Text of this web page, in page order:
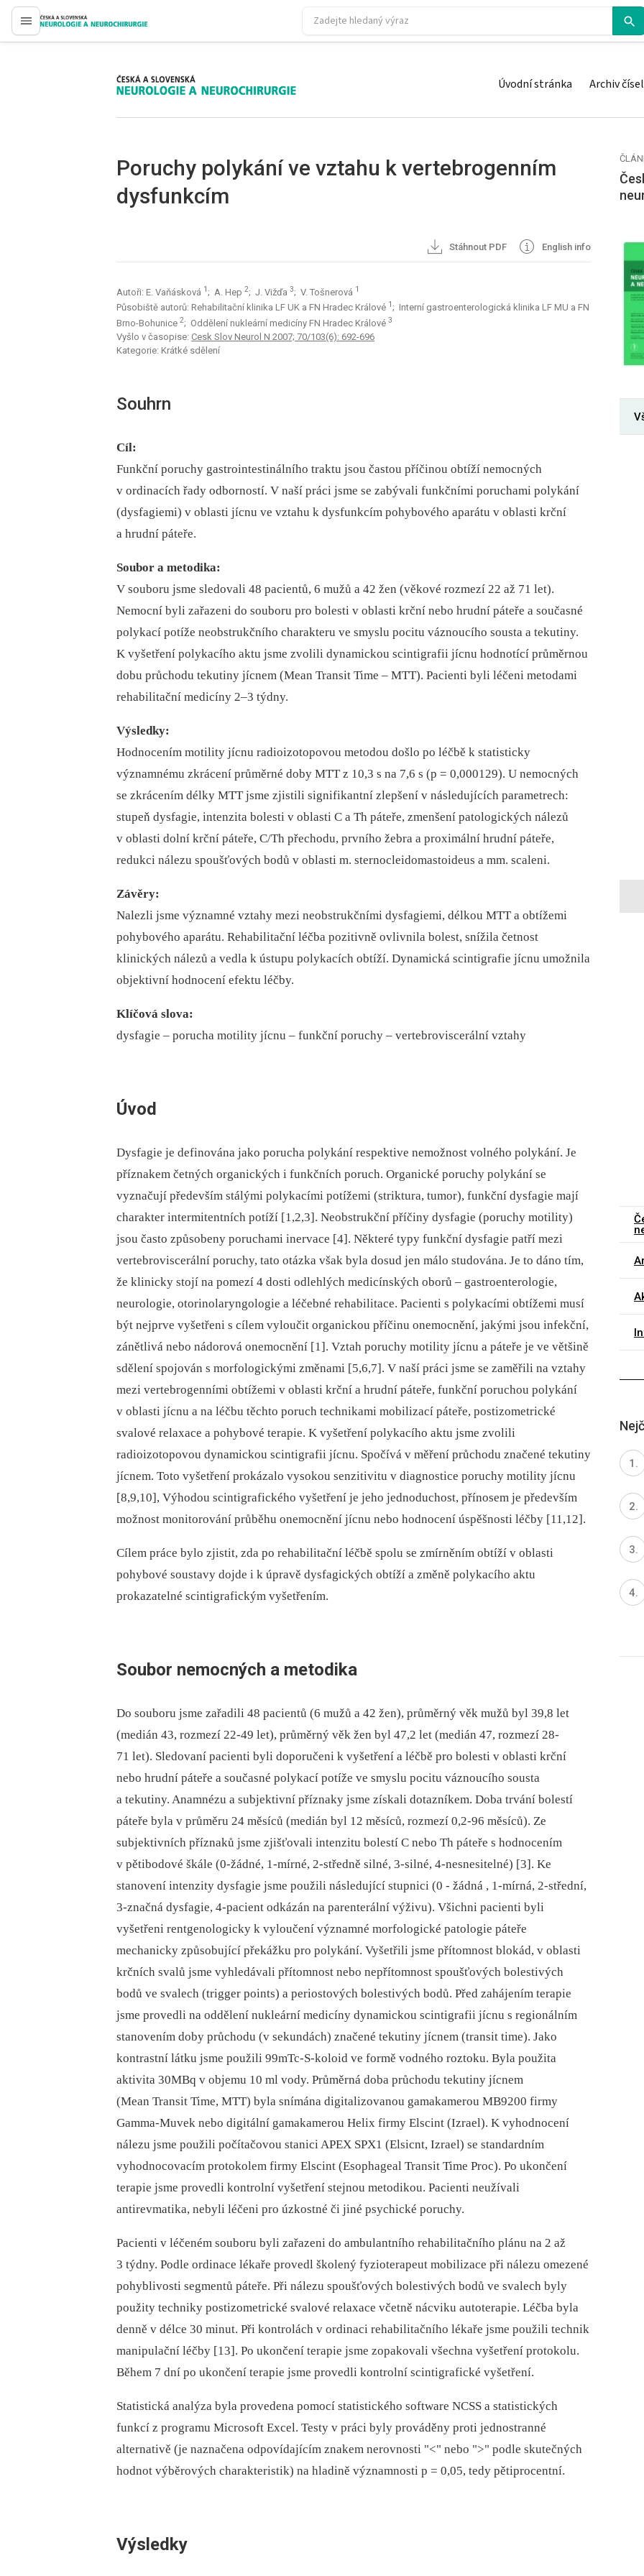
proLékaře.cz
proLékaře.cz Úvodní stránka Archiv čísel
Poruchy polykání ve vztahu k vertebrogenním
dysfunkcím
Stáhnout PDF English info
Autoři: E. Vaňásková 1 ; A. Hep 2; J. Vižďa 3; V. Tošnerová 1
Působiště autorů: Rehabilitační klinika LF UK a FN Hradec Králové 1 ; Interní gastroenterologická klinika LF MU a FN
Brno-Bohunice 2; Oddělení nukleární medicíny FN Hradec Králové 3
Vyšlo v časopise: Cesk Slov Neurol N 2007; 70/103(6): 692-696
Kategorie: Krátké sdělení
Souhrn
Cíl:
Funkční poruchy gastrointestinálního traktu jsou častou příčinou obtíží nemocných
v ordinacích řady odborností. V naší práci jsme se zabývali funkčními poruchami polykání
(dysfagiemi) v oblasti jícnu ve vztahu k dysfunkcím pohybového aparátu v oblasti krční
a hrudní páteře.
Soubor a metodika:
V souboru jsme sledovali 48 pacientů, 6 mužů a 42 žen (věkové rozmezí 22 až 71 let).
Nemocní byli zařazeni do souboru pro bolesti v oblasti krční nebo hrudní páteře a současné
polykací potíže neobstrukčního charakteru ve smyslu pocitu váznoucího sousta a tekutiny.
K vyšetření polykacího aktu jsme zvolili dynamickou scintigrafii jícnu hodnotící průměrnou
dobu průchodu tekutiny jícnem (Mean Transit Time –⁠ MTT). Pacienti byli léčeni metodami
rehabilitační medicíny 2–3 týdny.
Výsledky:
Hodnocením motility jícnu radioizotopovou metodou došlo po léčbě k statisticky
významnému zkrácení průměrné doby MTT z 10,3 s na 7,6 s (p = 0,000129). U nemocných
se zkrácením délky MTT jsme zjistili signifikantní zlepšení v následujících parametrech:
stupeň dysfagie, intenzita bolesti v oblasti C a Th páteře, zmenšení patologických nálezů
v oblasti dolní krční páteře, C/Th přechodu, prvního žebra a proximální hrudní páteře,
redukci nálezu spoušťových bodů v oblasti m. sternocleidomastoideus a mm. scaleni.
Závěry:
Nalezli jsme významné vztahy mezi neobstrukčními dysfagiemi, délkou MTT a obtížemi
pohybového aparátu. Rehabilitační léčba pozitivně ovlivnila bolest, snížila četnost
klinických nálezů a vedla k ústupu polykacích obtíží. Dynamická scintigrafie jícnu umožnila
objektivní hodnocení efektu léčby.
Klíčová slova:
dysfagie –⁠ porucha motility jícnu –⁠ funkční poruchy –⁠ vertebroviscerální vztahy
Úvod
Dysfagie je definována jako porucha polykání respektive nemožnost volného polykání. Je
příznakem četných organických i funkčních poruch. Organické poruchy polykání se
vyznačují především stálými polykacími potížemi (striktura, tumor), funkční dysfagie mají
charakter intermitentních potíží [1,2,3]. Neobstrukční příčiny dysfagie (poruchy motility)
jsou často způsobeny poruchami inervace [4]. Některé typy funkční dysfagie patří mezi
vertebroviscerální poruchy, tato otázka však byla dosud jen málo studována. Je to dáno tím,
že klinicky stojí na pomezí 4 dosti odlehlých medicínských oborů –⁠ gastroenterologie,
neurologie, otorinolaryngologie a léčebné rehabilitace. Pacienti s polykacími obtížemi musí
být nejprve vyšetřeni s cílem vyloučit organickou příčinu onemocnění, jakými jsou infekční,
zánětlivá nebo nádorová onemocnění [1]. Vztah poruchy motility jícnu a páteře je ve většině
sdělení spojován s morfologickými změnami [5,6,7]. V naší práci jsme se zaměřili na vztahy
mezi vertebrogenními obtížemi v oblasti krční a hrudní páteře, funkční poruchou polykání
v oblasti jícnu a na léčbu těchto poruch technikami mobilizací páteře, postizometrické
svalové relaxace a pohybové terapie. K vyšetření polykacího aktu jsme zvolili
radioizotopovou dynamickou scintigrafii jícnu. Spočívá v měření průchodu značené tekutiny
jícnem. Toto vyšetření prokázalo vysokou senzitivitu v diagnostice poruchy motility jícnu
[8,9,10], Výhodou scintigrafického vyšetření je jeho jednoduchost, přínosem je především
možnost monitorování průběhu onemocnění jícnu nebo hodnocení úspěšnosti léčby [11,12].
Cílem práce bylo zjistit, zda po rehabilitační léčbě spolu se zmírněním obtíží v oblasti
pohybové soustavy dojde i k úpravě dysfagických obtíží a změně polykacího aktu
prokazatelné scintigrafickým vyšetřením.
Soubor nemocných a metodika
Do souboru jsme zařadili 48 pacientů (6 mužů a 42 žen), průměrný věk mužů byl 39,8 let
(medián 43, rozmezí 22-49 let), průměrný věk žen byl 47,2 let (medián 47, rozmezí 28-
71 let). Sledovaní pacienti byli doporučeni k vyšetření a léčbě pro bolesti v oblasti krční
nebo hrudní páteře a současné polykací potíže ve smyslu pocitu váznoucího sousta
a tekutiny. Anamnézu a subjektivní příznaky jsme získali dotazníkem. Doba trvání bolestí
páteře byla v průměru 24 měsíců (medián byl 12 měsíců, rozmezí 0,2-96 měsíců). Ze
subjektivních příznaků jsme zjišťovali intenzitu bolestí C nebo Th páteře s hodnocením
v pětibodové škále (0-žádné, 1-mírné, 2-středně silné, 3-silné, 4-nesnesitelné) [3]. Ke
stanovení intenzity dysfagie jsme použili následující stupnici (0 -⁠ žádná , 1-mírná, 2-střední,
3-značná dysfagie, 4-pacient odkázán na parenterální výživu). Všichni pacienti byli
vyšetřeni rentgenologicky k vyloučení významné morfologické patologie páteře
mechanicky způsobující překážku pro polykání. Vyšetřili jsme přítomnost blokád, v oblasti
krčních svalů jsme vyhledávali přítomnost nebo nepřítomnost spoušťových bolestivých
bodů ve svalech (trigger points) a periostových bolestivých bodů. Před zahájením terapie
jsme provedli na oddělení nukleární medicíny dynamickou scintigrafii jícnu s regionálním
stanovením doby průchodu (v sekundách) značené tekutiny jícnem (transit time). Jako
kontrastní látku jsme použili 99mTc-S-koloid ve formě vodného roztoku. Byla použita
aktivita 30MBq v objemu 10 ml vody. Průměrná doba průchodu tekutiny jícnem
(Mean Transit Time, MTT) byla snímána digitalizovanou gamakamerou MB9200 firmy
Gamma-Muvek nebo digitální gamakamerou Helix firmy Elscint (Izrael). K vyhodnocení
nálezu jsme použili počítačovou stanici APEX SPX1 (Elsicnt, Izrael) se standardním
vyhodnocovacím protokolem firmy Elscint (Esophageal Transit Time Proc). Po ukončení
terapie jsme provedli kontrolní vyšetření stejnou metodikou. Pacienti neužívali
antirevmatika, nebyli léčeni pro úzkostné či jiné psychické poruchy.
Pacienti v léčeném souboru byli zařazeni do ambulantního rehabilitačního plánu na 2 až
3 týdny. Podle ordinace lékaře provedl školený fyzioterapeut mobilizace při nálezu omezené
pohyblivosti segmentů páteře. Při nálezu spoušťových bolestivých bodů ve svalech byly
použity techniky postizometrické svalové relaxace včetně nácviku autoterapie. Léčba byla
denně v délce 30 minut. Při kontrolách v ordinaci rehabilitačního lékaře jsme použili technik
manipulační léčby [13]. Po ukončení terapie jsme zopakovali všechna vyšetření protokolu.
Během 7 dní po ukončení terapie jsme provedli kontrolní scintigrafické vyšetření.
Statistická analýza byla provedena pomocí statistického software NCSS a statistických
funkcí z programu Microsoft Excel. Testy v práci byly prováděny proti jednostranné
alternativě (je naznačena odpovídajícím znakem nerovnosti "<" nebo ">" podle skutečných
hodnot výběrových charakteristik) na hladině významnosti p = 0,05, tedy pětiprocentní.
Výsledky